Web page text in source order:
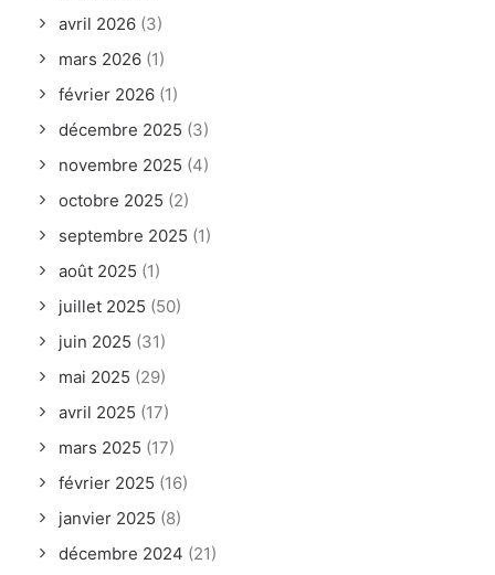
avril 2026 (3)
mars 2026 (1)
février 2026 (1)
décembre 2025 (3)
novembre 2025 (4)
octobre 2025 (2)
septembre 2025 (1)
août 2025 (1)
juillet 2025 (50)
juin 2025 (31)
mai 2025 (29)
avril 2025 (17)
mars 2025 (17)
février 2025 (16)
janvier 2025 (8)
décembre 2024 (21)